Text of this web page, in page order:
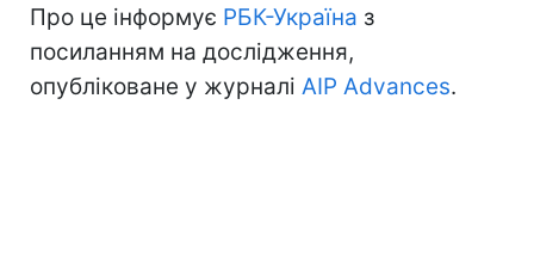
Про це інформує РБК-Україна з
посиланням на дослідження,
опубліковане у журналі AIP Advances.